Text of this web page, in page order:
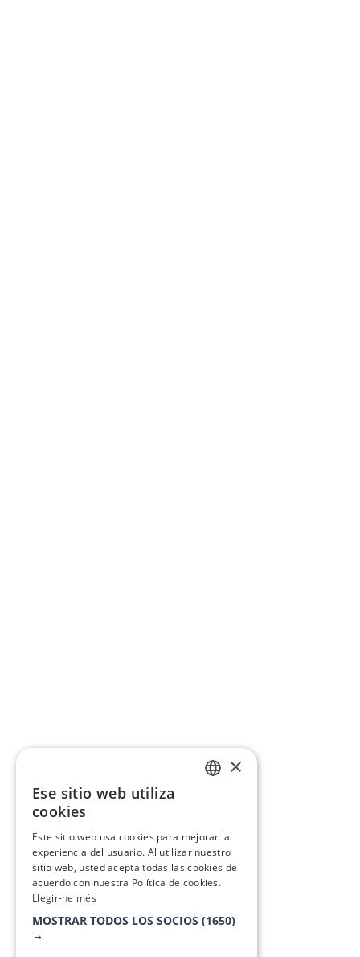
×
Ese sitio web utiliza
cookies
Este sitio web usa cookies para mejorar la
experiencia del usuario. Al utilizar nuestro
sitio web, usted acepta todas las cookies de
acuerdo con nuestra Política de cookies.
Llegir-ne més
MOSTRAR TODOS LOS SOCIOS (1650)
→